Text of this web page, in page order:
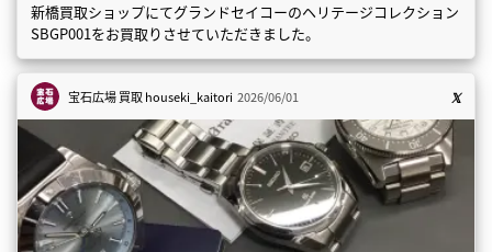
新橋買取ショップにてグランドセイコーのヘリテージコレクション
SBGP001をお買取りさせていただきました。
宝石広場 買取houseki_kaitori 2026/06/01